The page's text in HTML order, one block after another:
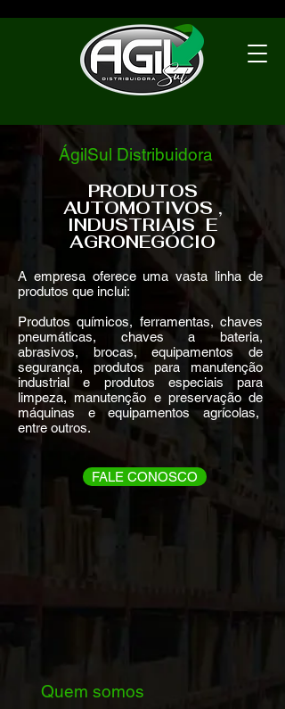
ÁgilSul Distribuidora
PRODUTOS
AUTOMOTIVOS ,
INDUSTRIAIS E
AGRONEGÓCIO
A empresa oferece uma vasta linha de
produtos que inclui:
Produtos químicos, ferramentas, chaves
pneumáticas, chaves a bateria,
abrasivos, brocas, equipamentos de
segurança, produtos para manutenção
industrial e produtos especiais para
limpeza, manutenção e preservação de
máquinas e equipamentos agrícolas,
entre outros.
FALE CONOSCO
Quem somos